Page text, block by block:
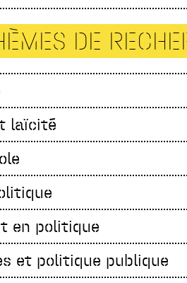
DE
laïcité
en politique
et politique publique